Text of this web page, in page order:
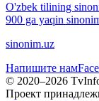
O'zbek tilining
900 ga yaqin
sinonim.uz
Напишите нам
© 2020–2026
Проект